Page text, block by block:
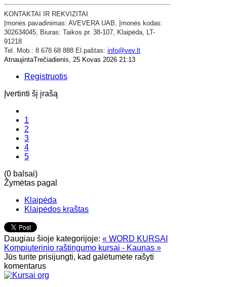
KONTAKTAI IR REKVIZITAI
​Įmonės pavadinimas: AVEVERA UAB, Įmonės kodas:
302634045, Biuras: Taikos pr. 38-107, Klaipėda, LT-
91218
Tel. Mob.: 8 678 68 888 El.paštas: info@vev.lt
AtnaujintaTrečiadienis, 25 Kovas 2026 21:13
Registruotis
Įvertinti šį įrašą
1
2
3
4
5
(0 balsai)
Žymėtas pagal
Klaipėda
Klaipėdos kraštas
Daugiau šioje kategorijoje: « WORD KURSAI
Kompiuterinio raštingumo kursai - Kaunas »
Jūs turite prisijungti, kad galėtumėte rašyti
komentarus